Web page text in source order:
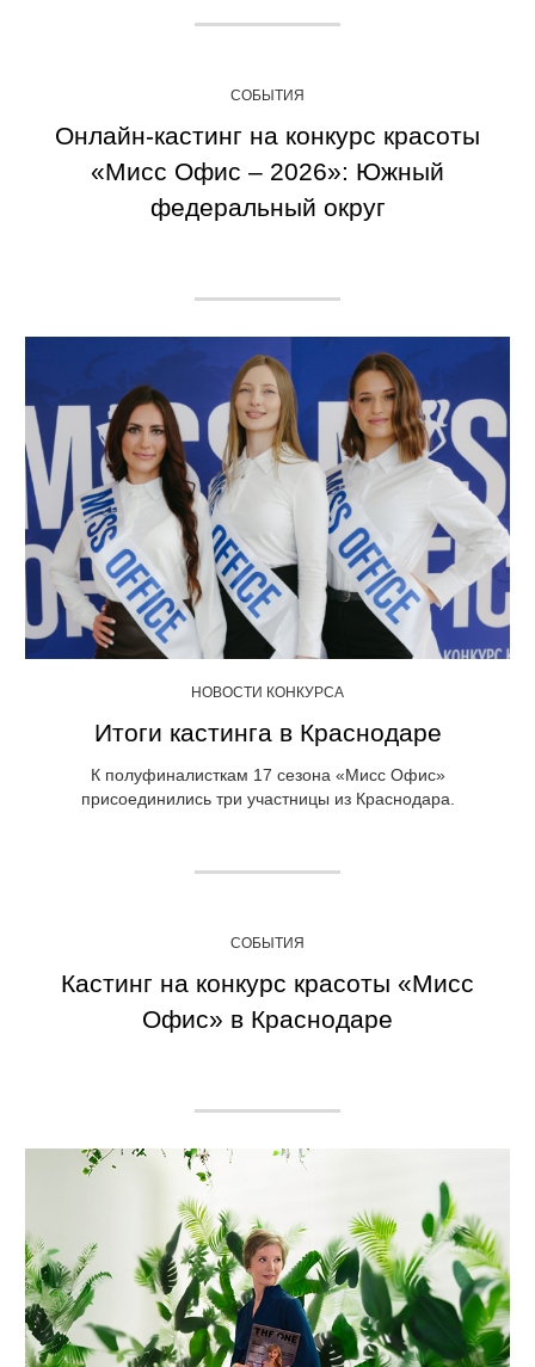
СОБЫТИЯ
Онлайн-кастинг на конкурс красоты
«Мисс Офис – 2026»: Южный
федеральный округ
НОВОСТИ КОНКУРСА
Итоги кастинга в Краснодаре
К полуфиналисткам 17 сезона «Мисс Офис»
присоединились три участницы из Краснодара.
СОБЫТИЯ
Кастинг на конкурс красоты «Мисс
Офис» в Краснодаре